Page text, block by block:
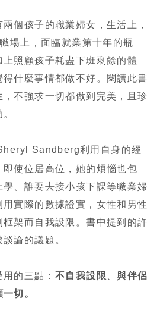
個孩子的職業婦女，生活上，
場上，面臨就業第十年的瓶
照顧孩子耗盡下班剩餘的體
什麼事情都做不好。閱讀此書
不強求一切都做到完美，且珍
Sandberg利用自身的經
使位居高位，她的煩惱也包
、誰要去接小孩下課等職業婦
實際的數據證實，女性和男性
架而自我設限。書中提到的許
論的議題。
的三點： 不自我設限、與伴侶
切。